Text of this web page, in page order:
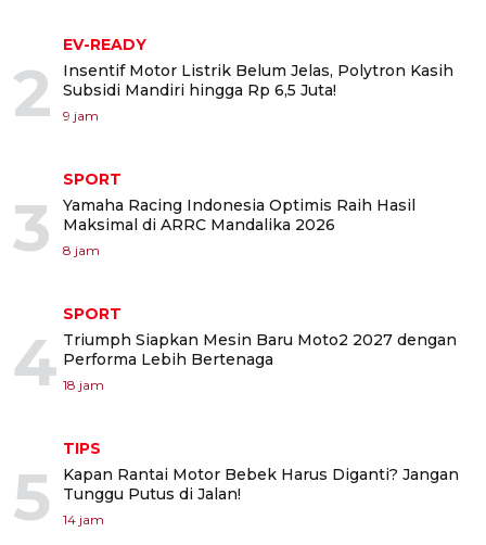
2
EV-READY
Insentif Motor Listrik Belum Jelas, Polytron Kasih
Subsidi Mandiri hingga Rp 6,5 Juta!
9 jam
3
SPORT
Yamaha Racing Indonesia Optimis Raih Hasil
Maksimal di ARRC Mandalika 2026
8 jam
4
SPORT
Triumph Siapkan Mesin Baru Moto2 2027 dengan
Performa Lebih Bertenaga
18 jam
5
TIPS
Kapan Rantai Motor Bebek Harus Diganti? Jangan
Tunggu Putus di Jalan!
14 jam